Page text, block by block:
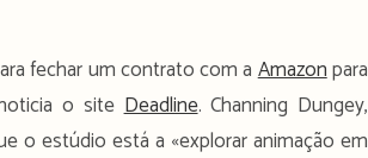
fechar um contrato com aAmazonpara
o siteDeadline. Channing Dungey,
o estúdio está a «explorar animação em